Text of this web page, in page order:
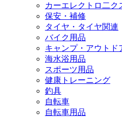
カーエレクトロ二ク
保安・補修
タイヤ・タイヤ関連
バイク用品
キャンプ・アウトド
海水浴用品
スポーツ用品
健康トレーニング
釣具
自転車
自転車用品